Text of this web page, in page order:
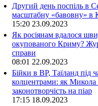
Другий день поспіль в
масштабну «бавовну» в
15:20 23.09.2023
Як росіянам вдалося
окупованого Криму?
справи
08:01 22.09.2023
Бійки в ВР, Таїланд під
колцентрами: як
законотворчість на піар
17:15 18.09.2023